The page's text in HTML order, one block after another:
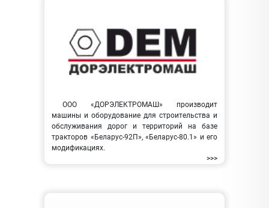
ООО «ДОРЭЛЕКТРОМАШ» производит
машины и оборудование для строительства и
обслуживания дорог и территорий на базе
тракторов «Беларус-92П», «Беларус-80.1» и его
модификациях.
>>>